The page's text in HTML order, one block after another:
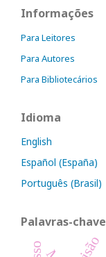
Informações
Para Leitores
Para Autores
Para Bibliotecários
Idioma
English
Español (España)
Português (Brasil)
Palavras-chave